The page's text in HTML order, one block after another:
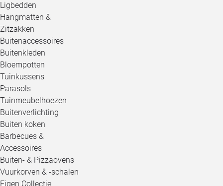
Ligbedden
Hangmatten &
Zitzakken
Buitenaccessoires
Buitenkleden
Bloempotten
Tuinkussens
Parasols
Tuinmeubelhoezen
Buitenverlichting
Buiten koken
Barbecues &
Accessoires
Buiten- & Pizzaovens
Vuurkorven & -schalen
Eigen Collectie